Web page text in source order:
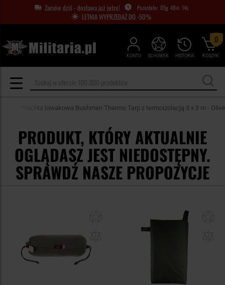
Zamów dziś - dostawa już jutro! 05g 49m 14s
LETNIA WYPRZEDAŻ DO -50%
KONTO HISTORIA
SCHOWEK KOSZYK
0
Płachta biwakowa Bushmen Thermo Tarp z termoizolacją 3 x 3 m - Olive
PRODUKT, KTÓRY AKTUALNIE
OGLĄDASZ JEST NIEDOSTĘPNY.
SPRAWDŹ NASZE PROPOZYCJE